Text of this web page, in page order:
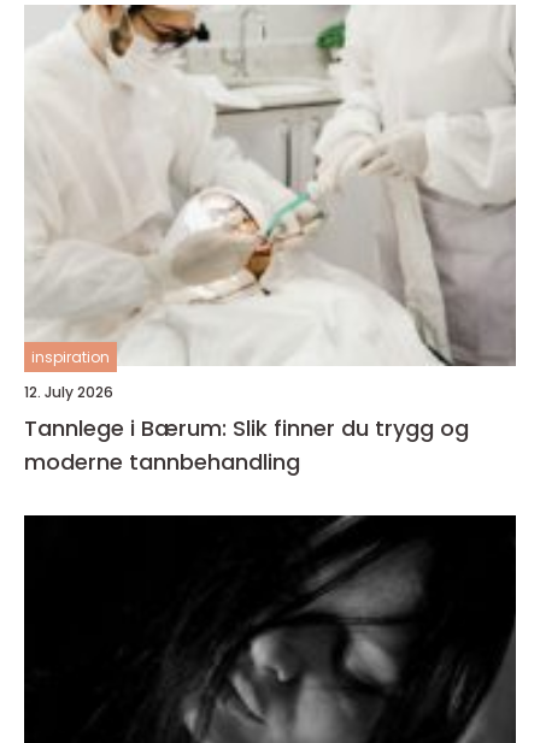
inspiration
12. July 2026
Tannlege i Bærum: Slik finner du trygg og
moderne tannbehandling